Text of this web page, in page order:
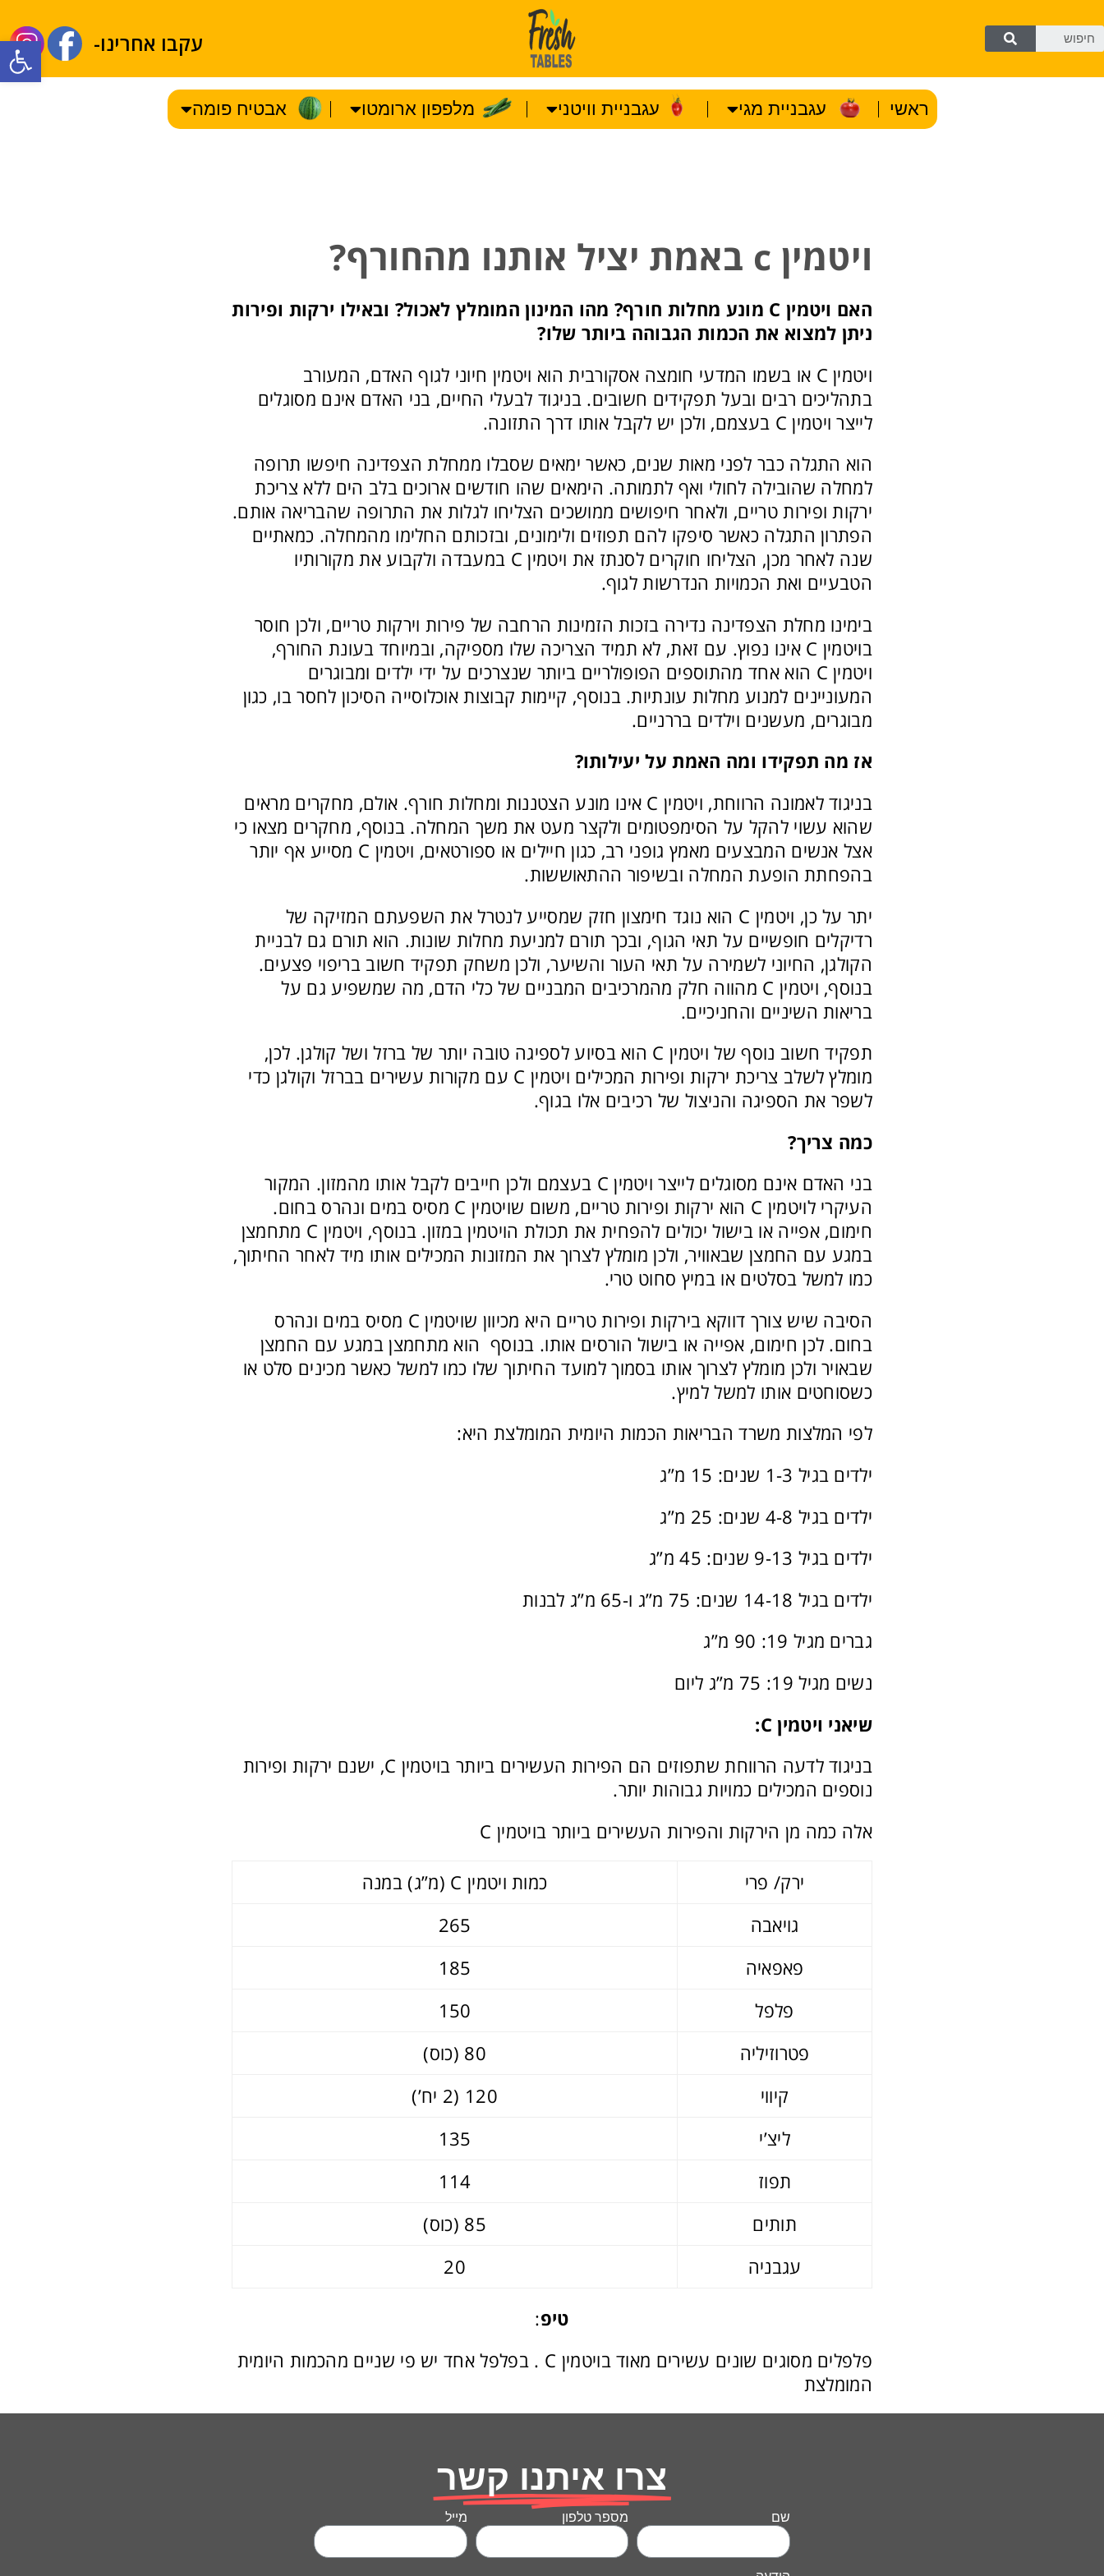
עקבו אחרינו-
ראשי עגבניית מגי עגבניית וויטני מלפפון ארומטו אבטיח פומה
ויטמין c באמת יציל אותנו מהחורף?
האם ויטמין C מונע מחלות חורף? מהו המינון המומלץ לאכול? ובאילו ירקות ופירות
ניתן למצוא את הכמות הגבוהה ביותר שלו?
ויטמין C או בשמו המדעי חומצה אסקורבית הוא ויטמין חיוני לגוף האדם, המעורב
בתהליכים רבים ובעל תפקידים חשובים. בניגוד לבעלי החיים, בני האדם אינם מסוגלים
לייצר ויטמין C בעצמם, ולכן יש לקבל אותו דרך התזונה.
הוא התגלה כבר לפני מאות שנים, כאשר ימאים שסבלו ממחלת הצפדינה חיפשו תרופה
למחלה שהובילה לחולי ואף לתמותה. הימאים שהו חודשים ארוכים בלב הים ללא צריכת
ירקות ופירות טריים, ולאחר חיפושים ממושכים הצליחו לגלות את התרופה שהבריאה אותם.
הפתרון התגלה כאשר סיפקו להם תפוזים ולימונים, ובזכותם החלימו מהמחלה. כמאתיים
שנה לאחר מכן, הצליחו חוקרים לסנתז את ויטמין C במעבדה ולקבוע את מקורותיו
הטבעיים ואת הכמויות הנדרשות לגוף.
בימינו מחלת הצפדינה נדירה בזכות הזמינות הרחבה של פירות וירקות טריים, ולכן חוסר
בויטמין C אינו נפוץ. עם זאת, לא תמיד הצריכה שלו מספיקה, ובמיוחד בעונת החורף,
ויטמין C הוא אחד מהתוספים הפופולריים ביותר שנצרכים על ידי ילדים ומבוגרים
המעוניינים למנוע מחלות עונתיות. בנוסף, קיימות קבוצות אוכלוסייה הסיכון לחסר בו, כגון
מבוגרים, מעשנים וילדים בררניים.
אז מה תפקידו ומה האמת על יעילותו?
בניגוד לאמונה הרווחת, ויטמין C אינו מונע הצטננות ומחלות חורף. אולם, מחקרים מראים
שהוא עשוי להקל על הסימפטומים ולקצר מעט את משך המחלה. בנוסף, מחקרים מצאו כי
אצל אנשים המבצעים מאמץ גופני רב, כגון חיילים או ספורטאים, ויטמין C מסייע אף יותר
בהפחתת הופעת המחלה ובשיפור ההתאוששות.
יתר על כן, ויטמין C הוא נוגד חימצון חזק שמסייע לנטרל את השפעתם המזיקה של
רדיקלים חופשיים על תאי הגוף, ובכך תורם למניעת מחלות שונות. הוא תורם גם לבניית
הקולגן, החיוני לשמירה על תאי העור והשיער, ולכן משחק תפקיד חשוב בריפוי פצעים.
בנוסף, ויטמין C מהווה חלק מהמרכיבים המבניים של כלי הדם, מה שמשפיע גם על
בריאות השיניים והחניכיים.
תפקיד חשוב נוסף של ויטמין C הוא בסיוע לספיגה טובה יותר של ברזל ושל קולגן. לכן,
מומלץ לשלב צריכת ירקות ופירות המכילים ויטמין C עם מקורות עשירים בברזל וקולגן כדי
לשפר את הספיגה והניצול של רכיבים אלו בגוף.
כמה צריך?
בני האדם אינם מסוגלים לייצר ויטמין C בעצמם ולכן חייבים לקבל אותו מהמזון. המקור
העיקרי לויטמין C הוא ירקות ופירות טריים, משום שויטמין C מסיס במים ונהרס בחום.
חימום, אפייה או בישול יכולים להפחית את תכולת הויטמין במזון. בנוסף, ויטמין C מתחמצן
במגע עם החמצן שבאוויר, ולכן מומלץ לצרוך את המזונות המכילים אותו מיד לאחר החיתוך,
כמו למשל בסלטים או במיץ סחוט טרי.
הסיבה שיש צורך דווקא בירקות ופירות טריים היא מכיוון שויטמין C מסיס במים ונהרס
בחום. לכן חימום, אפייה או בישול הורסים אותו. בנוסף הוא מתחמצן במגע עם החמצן
שבאויר ולכן מומלץ לצרוך אותו בסמוך למועד החיתוך שלו כמו למשל כאשר מכינים סלט או
כשסוחטים אותו למשל למיץ.
לפי המלצות משרד הבריאות הכמות היומית המומלצת היא:
ילדים בגיל 1-3 שנים: 15 מ”ג
ילדים בגיל 4-8 שנים: 25 מ”ג
ילדים בגיל 9-13 שנים: 45 מ”ג
ילדים בגיל 14-18 שנים: 75 מ”ג ו-65 מ”ג לבנות
גברים מגיל 19: 90 מ”ג
נשים מגיל 19: 75 מ”ג ליום
שיאני ויטמין C
:
בניגוד לדעה הרווחת שתפוזים הם הפירות העשירים ביותר בויטמין C, ישנם ירקות ופירות
נוספים המכילים כמויות גבוהות יותר.
אלה כמה מן הירקות והפירות העשירים ביותר בויטמין C
ירק/ פרי
כמות ויטמין C (מ”ג) במנה
גויאבה
265
פאפאיה
185
פלפל
150
פטרוזיליה
80 (כוס)
קיווי
120 (2 יח’)
ליצ’י
135
תפוז
114
תותים
85 (כוס)
עגבניה
20
טיפ:
פלפלים מסוגים שונים עשירים מאוד בויטמין C . בפלפל אחד יש פי שניים מהכמות היומית
המומלצת
צרו איתנו קשר
שם מספר טלפון מייל